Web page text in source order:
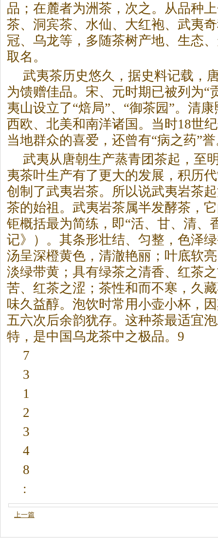
品；在麓者为洲茶 ，次之。从品种
茶、洞宾茶、水仙、大红袍、武夷
冠、乌龙等，多随茶树产地、生态
取名。
武夷茶历史悠久，据史料记载，
为馈赠佳品。宋、元时期已被列为“
夷山设立了“焙局”、“御茶园”。清
西欧、北美和南洋诸国。当时18世
当地群众的喜爱，还曾有“病之药”
武夷从唐朝生产蒸青团茶起，至
夷茶叶生产有了更大的发展，积历
创制了武夷岩茶。所以说武夷岩茶
茶的始祖。武夷岩茶属半发酵茶 ，
钜概括最为简练，即“活、甘、清、
记》）。其条形壮结、匀整，色泽
汤呈深橙黄色，清澈艳丽；叶底软
淡绿带黄；具有绿茶之清香、红茶
苦、红茶之涩； 茶性和而不寒，久
味久益醇。泡饮时常用小壶小杯，
五六次后余韵犹存。这种茶最适宜
特，是中国乌龙茶中之极品。9
7
3
1
2
3
4
8
:
上一篇